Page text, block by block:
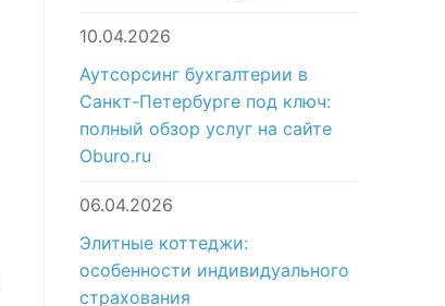
10.04.2026
Аутсорсинг бухгалтерии в
Санкт-Петербурге под ключ:
полный обзор услуг на сайте
Oburo.ru
06.04.2026
Элитные коттеджи:
особенности индивидуального
страхования